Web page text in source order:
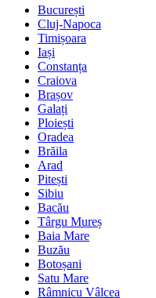
București
Cluj-Napoca
Timișoara
Iași
Constanța
Craiova
Brașov
Galați
Ploiești
Oradea
Brăila
Arad
Pitești
Sibiu
Bacău
Târgu Mureș
Baia Mare
Buzău
Botoșani
Satu Mare
Râmnicu Vâlcea